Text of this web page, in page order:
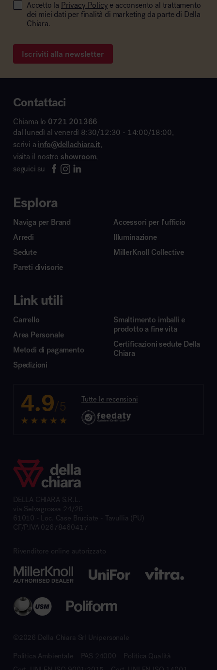
Accetto la Privacy Policy e acconsento al trattamento
dei miei dati per finalità di marketing da parte di Della
Chiara.
Iscriviti alla newsletter
Contattaci
Chiama lo 0721 201366
dal lunedì al venerdì 8:30/12:30 - 14:00/18:00,
scrivi a info@dellachiara.it,
visita il nostro showroom,
seguici su
Esplora
Naviga per Brand
Arredi
Sedute
Pareti divisorie
Accessori per l’ufficio
Illuminazione
MillerKnoll Collective
Link utili
Carrello
Area Personale
Metodi di pagamento
Spedizioni
Smaltimento imballi e
prodotto a fine vita
Certificazioni sedute Della
Chiara
4.9/5 Tutte le recensioni
DELLA CHIARA S.R.L.
via Selvagrossa 24/26
61010 - Loc. Case Bruciate - Tavullia (PU)
CF/P.IVA 02678460417
Rivenditore online autorizzato
©2026 Della Chiara Srl Unipersonale
Politica Ambientale PAS 24000
Politica Qualità